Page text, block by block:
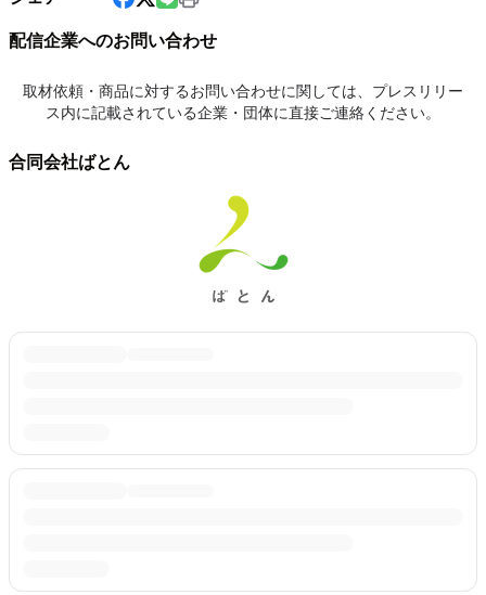
配信企業へのお問い合わせ
取材依頼・商品に対するお問い合わせに関しては、プレスリリー
ス内に記載されている企業・団体に直接ご連絡ください。
合同会社ばとん